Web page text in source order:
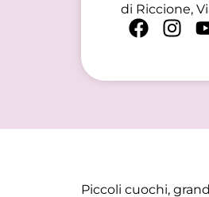
di Riccione,
Piccoli cuochi,